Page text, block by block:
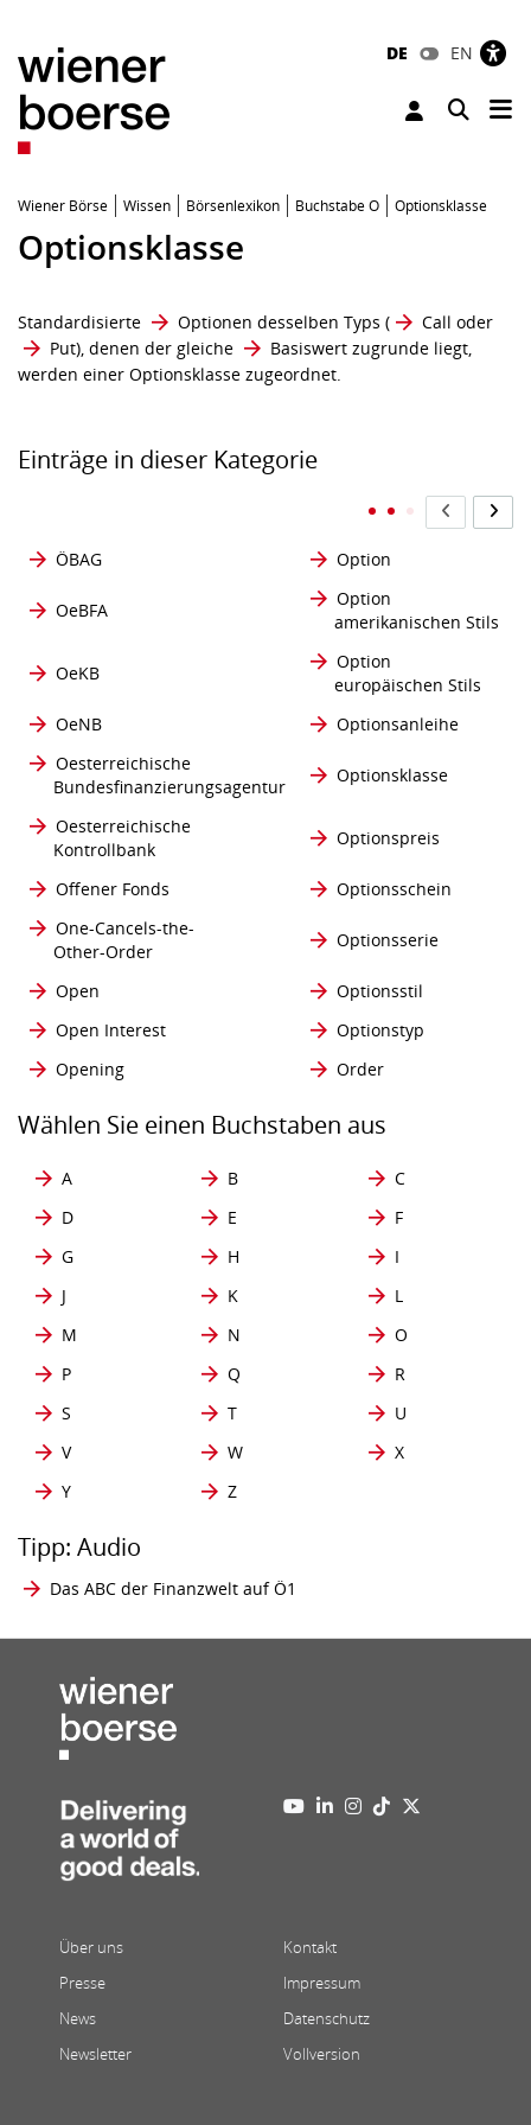
DE EN
Toggle
Wiener Börse Wissen Börsenlexikon Buchstabe O Optionsklasse
Optionsklasse
Standardisierte Optionen desselben Typs ( Call oder
Put), denen der gleiche Basiswert zugrunde liegt,
werden einer Optionsklasse zugeordnet.
Einträge in dieser Kategorie
ÖBAG Option
OeBFA
Option
amerikanischen Stils
OeKB
Option
europäischen Stils
OeNB
Optionsanleihe
Oesterreichische
Bundesfinanzierungsagentur
Optionsklasse
Oesterreichische
Kontrollbank
Optionspreis
Offener Fonds
Optionsschein
One-Cancels-the-
Other-Order
Optionsserie
Open
Optionsstil
Open Interest
Optionstyp
Opening
Order
Wählen Sie einen Buchstaben aus
A B
C
D
E
F
G
H
I
J
K
L
M
N
O
P
Q
R
S
T
U
V
W
X
Y
Z
Tipp: Audio
Das ABC der Finanzwelt auf Ö1
Über uns
Presse
News
Newsletter
Kontakt
Impressum
Datenschutz
Vollversion